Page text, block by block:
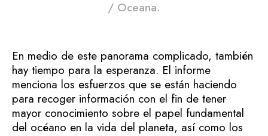
/ Oceana.
En medio de este panorama complicado, también
hay tiempo para la esperanza. El informe
menciona los esfuerzos que se están haciendo
para recoger información con el fin de tener
mayor conocimiento sobre el papel fundamental
del océano en la vida del planeta, así como los